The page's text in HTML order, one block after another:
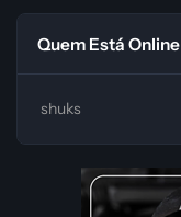
Quem Está Online
shuks